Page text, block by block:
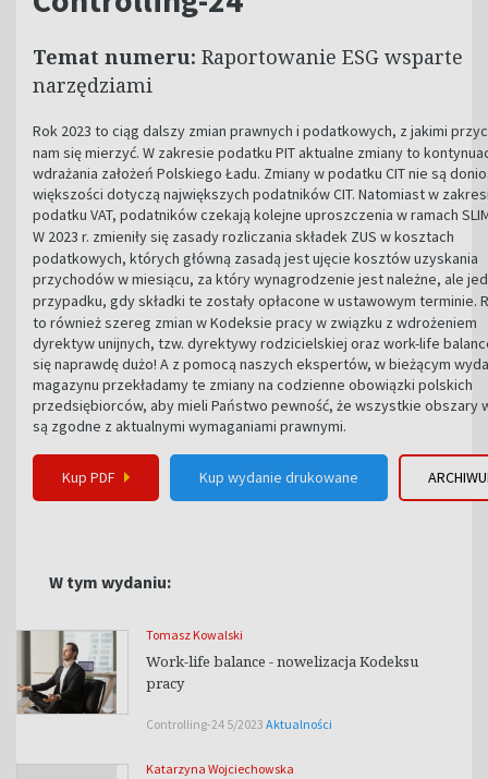
Temat numeru: Raportowanie ESG wsparte
narzędziami
Rok 2023 to ciąg dalszy zmian prawnych i podatkowych, z jakimi
nam się mierzyć. W zakresie podatku PIT aktualne zmiany to
wdrażania założeń Polskiego Ładu. Zmiany w podatku CIT nie są
większości dotyczą największych podatników CIT. Natomiast w
podatku VAT, podatników czekają kolejne uproszczenia w ramach
W 2023 r. zmieniły się zasady rozliczania składek ZUS w kosztach
podatkowych, których główną zasadą jest ujęcie kosztów uzyskania
przychodów w miesiącu, za który wynagrodzenie jest należne, ale
przypadku, gdy składki te zostały opłacone w ustawowym terminie.
to również szereg zmian w Kodeksie pracy w związku z wdrożeniem
dyrektyw unijnych, tzw. dyrektywy rodzicielskiej oraz work-life
się naprawdę dużo! A z pomocą naszych ekspertów, w bieżącym
magazynu przekładamy te zmiany na codzienne obowiązki polskich
przedsiębiorców, aby mieli Państwo pewność, że wszystkie obszary
są zgodne z aktualnymi wymaganiami prawnymi.
Kup PDF Kup wydanie drukowane
W tym wydaniu:
Tomasz Kowalski
Work-life balance - nowelizacja Kodeksu
pracy
Controlling-24 5/2023 Aktualności
Katarzyna Wojciechowska